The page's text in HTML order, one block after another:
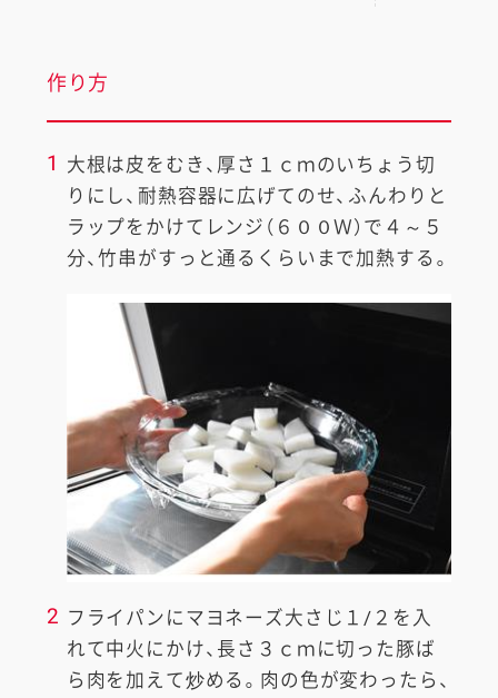
作り方
1 大根は皮をむき、厚さ１ｃｍのいちょう切
りにし、耐熱容器に広げてのせ、ふんわりと
ラップをかけてレンジ（６００Ｗ）で４～５
分、竹串がすっと通るくらいまで加熱する。
2 フライパンにマヨネーズ大さじ１/２を入
れて中火にかけ、長さ３ｃｍに切った豚ば
ら肉を加えて炒める。肉の色が変わったら、